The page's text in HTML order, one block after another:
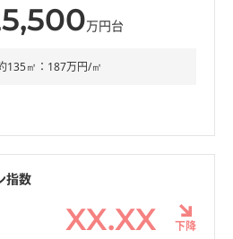
万円台
135㎡：187万円/㎡
指数
XX.XX 下降